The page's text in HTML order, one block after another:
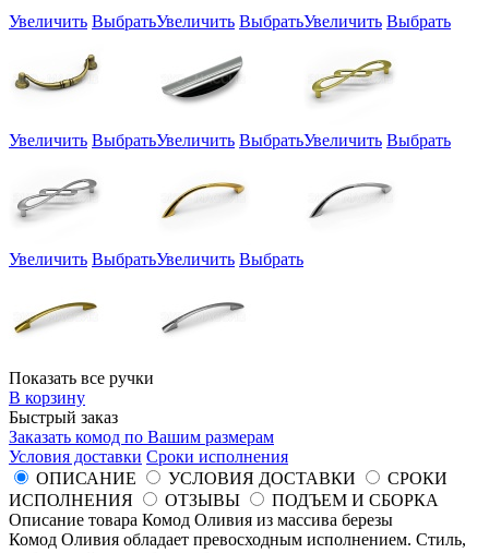
Увеличить ВыбратьУвеличить ВыбратьУвеличить Выбрать
Увеличить ВыбратьУвеличить ВыбратьУвеличить Выбрать
Увеличить ВыбратьУвеличить Выбрать
Показать все ручки
В корзину
Быстрый заказ
Заказать комод по Вашим размерам
Условия доставки Сроки исполнения
ОПИСАНИЕ
УСЛОВИЯ ДОСТАВКИ
СРОКИ
ИСПОЛНЕНИЯ
ОТЗЫВЫ
ПОДЪЕМ И СБОРКА
Описание товара Комод Оливия из массива березы
Комод Оливия обладает превосходным исполнением. Стиль,